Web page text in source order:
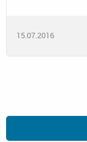
15.07.2016